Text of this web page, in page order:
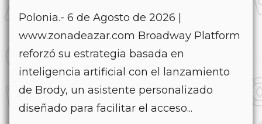
Polonia.- 6 de Agosto de 2026 |
www.zonadeazar.com Broadway Platform
reforzó su estrategia basada en
inteligencia artificial con el lanzamiento
de Brody, un asistente personalizado
diseñado para facilitar el acceso...